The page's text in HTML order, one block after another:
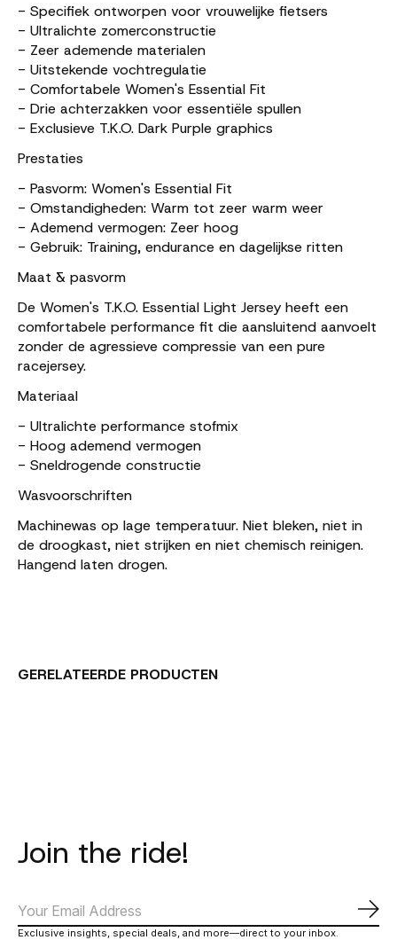
- Specifiek ontworpen voor vrouwelijke fietsers
- Ultralichte zomerconstructie
- Zeer ademende materialen
- Uitstekende vochtregulatie
- Comfortabele Women's Essential Fit
- Drie achterzakken voor essentiële spullen
- Exclusieve T.K.O. Dark Purple graphics
Prestaties
- Pasvorm: Women's Essential Fit
- Omstandigheden: Warm tot zeer warm weer
- Ademend vermogen: Zeer hoog
- Gebruik: Training, endurance en dagelijkse ritten
Maat & pasvorm
De Women's T.K.O. Essential Light Jersey heeft een
comfortabele performance fit die aansluitend aanvoelt
zonder de agressieve compressie van een pure
racejersey.
Materiaal
- Ultralichte performance stofmix
- Hoog ademend vermogen
- Sneldrogende constructie
Wasvoorschriften
Machinewas op lage temperatuur. Niet bleken, niet in
de droogkast, niet strijken en niet chemisch reinigen.
Hangend laten drogen.
GERELATEERDE PRODUCTEN
Join the ride!
Exclusive insights, special deals, and more—direct to your inbox.